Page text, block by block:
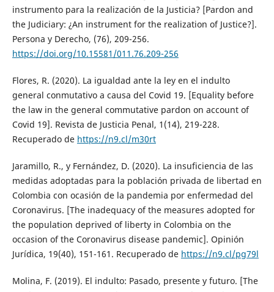
instrumento para la realización de la Justicia? [Pardon and
the Judiciary: ¿An instrument for the realization of Justice?].
Persona y Derecho, (76), 209-256.
https://doi.org/10.15581/011.76.209-256
Flores, R. (2020). La igualdad ante la ley en el indulto
general conmutativo a causa del Covid 19. [Equality before
the law in the general commutative pardon on account of
Covid 19]. Revista de Justicia Penal, 1(14), 219-228.
Recuperado de https://n9.cl/m30rt
Jaramillo, R., y Fernández, D. (2020). La insuficiencia de las
medidas adoptadas para la población privada de libertad en
Colombia con ocasión de la pandemia por enfermedad del
Coronavirus. [The inadequacy of the measures adopted for
the population deprived of liberty in Colombia on the
occasion of the Coronavirus disease pandemic]. Opinión
Jurídica, 19(40), 151-161. Recuperado de https://n9.cl/pg79l
Molina, F. (2019). El indulto: Pasado, presente y futuro. [The